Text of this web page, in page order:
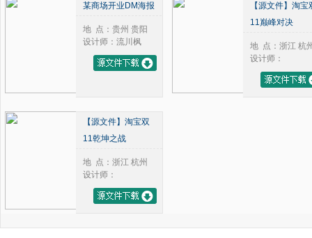
2009年
2010年
2011年
2012年
2013年
2016年
2019年
2020年
2022年
6月
7月
8月
9月
10月
某商场开业DM海报
地 点：贵州 贵阳
设计师：流川枫
【源文件】淘宝
11巅峰对决
地 点：浙江 杭
设计师：
【源文件】淘宝双
11乾坤之战
地 点：浙江 杭州
设计师：